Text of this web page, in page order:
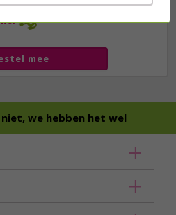
wel
mee
we hebben het wel